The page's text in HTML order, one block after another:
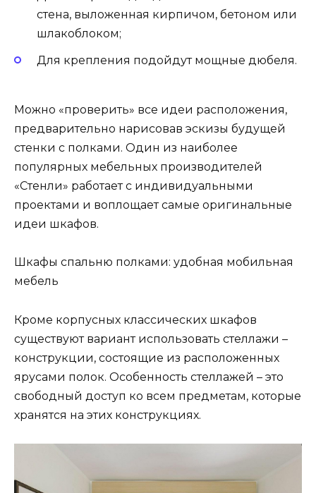
стена, выложенная кирпичом, бетоном или
шлакоблоком;
Для крепления подойдут мощные дюбеля.
Можно «проверить» все идеи расположения,
предварительно нарисовав эскизы будущей
стенки с полками. Один из наиболее
популярных мебельных производителей
«Стенли» работает с индивидуальными
проектами и воплощает самые оригинальные
идеи шкафов.
Шкафы спальню полками: удобная мобильная
мебель
Кроме корпусных классических шкафов
существуют вариант использовать стеллажи –
конструкции, состоящие из расположенных
ярусами полок. Особенность стеллажей – это
свободный доступ ко всем предметам, которые
хранятся на этих конструкциях.